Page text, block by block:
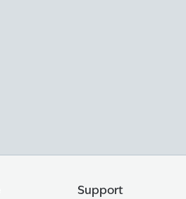
Support